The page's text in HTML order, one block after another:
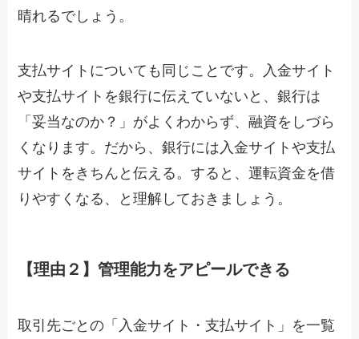
晴れるでしょう。
支払サイトについても同じことです。入金サイト
や支払サイトを銀行に伝えていないと、銀行は
「妥当なのか？」がよくわからず、融資をしづら
くなります。だから、銀行には入金サイトや支払
サイトをきちんと伝える。すると、運転資金を借
りやすくなる、と理解しておきましょう。
【理由２】管理能力をアピールできる
取引先ごとの「入金サイト・支払サイト」を一覧